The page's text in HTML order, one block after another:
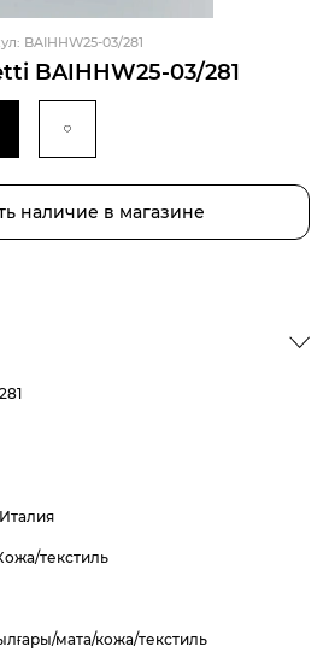
BAIHHW25-03/281
BAIHHW25-03/281
наличие в магазине
Италия
текстиль
мата/кожа/текстиль